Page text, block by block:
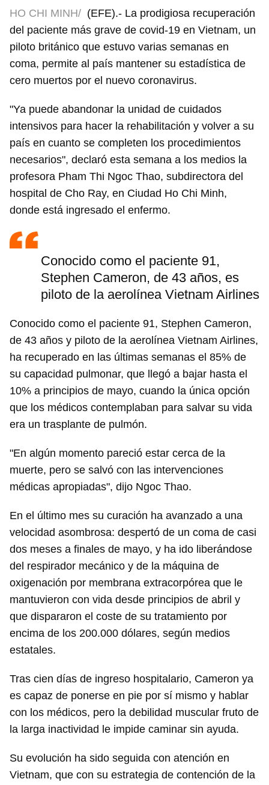
HO CHI MINH/ (EFE).- La prodigiosa recuperación
del paciente más grave de covid-19 en Vietnam, un
piloto británico que estuvo varias semanas en
coma, permite al país mantener su estadística de
cero muertos por el nuevo coronavirus.
"Ya puede abandonar la unidad de cuidados
intensivos para hacer la rehabilitación y volver a su
país en cuanto se completen los procedimientos
necesarios", declaró esta semana a los medios la
profesora Pham Thi Ngoc Thao, subdirectora del
hospital de Cho Ray, en Ciudad Ho Chi Minh,
donde está ingresado el enfermo.
Conocido como el paciente 91,
Stephen Cameron, de 43 años, es
piloto de la aerolínea Vietnam Airlines
Conocido como el paciente 91, Stephen Cameron,
de 43 años y piloto de la aerolínea Vietnam Airlines,
ha recuperado en las últimas semanas el 85% de
su capacidad pulmonar, que llegó a bajar hasta el
10% a principios de mayo, cuando la única opción
que los médicos contemplaban para salvar su vida
era un trasplante de pulmón.
"En algún momento pareció estar cerca de la
muerte, pero se salvó con las intervenciones
médicas apropiadas", dijo Ngoc Thao.
En el último mes su curación ha avanzado a una
velocidad asombrosa: despertó de un coma de casi
dos meses a finales de mayo, y ha ido liberándose
del respirador mecánico y de la máquina de
oxigenación por membrana extracorpórea que le
mantuvieron con vida desde principios de abril y
que dispararon el coste de su tratamiento por
encima de los 200.000 dólares, según medios
estatales.
Tras cien días de ingreso hospitalario, Cameron ya
es capaz de ponerse en pie por sí mismo y hablar
con los médicos, pero la debilidad muscular fruto de
la larga inactividad le impide caminar sin ayuda.
Su evolución ha sido seguida con atención en
Vietnam, que con su estrategia de contención de la